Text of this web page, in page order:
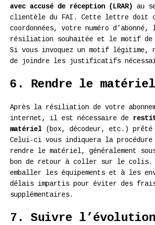
avec accusé de réception (LRAR)
au
clientèle du FAI. Cette lettre doit
coordonnées, votre numéro
résiliation souhaitée et le motif
Si vous invoquez un motif légitime,
de joindre les justificatifs
6. Rendre le matériel
Après la résiliation de votre
internet, il est nécessaire de
matériel (box, décodeur, etc.)
Celui-ci vous indiquera la
rendre le matériel, généralement
bon de retour à coller sur le colis.
emballer les équipements et à les
délais impartis pour éviter des
supplémentaires.
7. Suivre